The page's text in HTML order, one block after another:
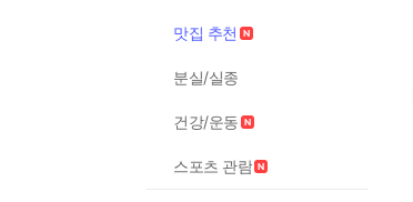
맛집 추천
분실/실종
건강/운동
스포츠 관람